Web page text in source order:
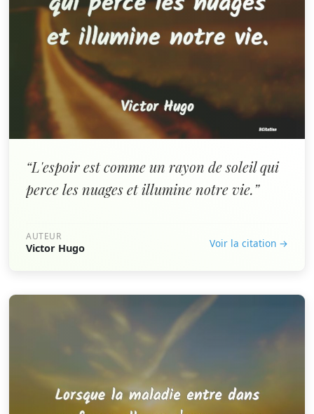
“L'espoir est comme un rayon de soleil qui
perce les nuages et illumine notre vie.”
AUTEUR
Victor Hugo Voir la citation →